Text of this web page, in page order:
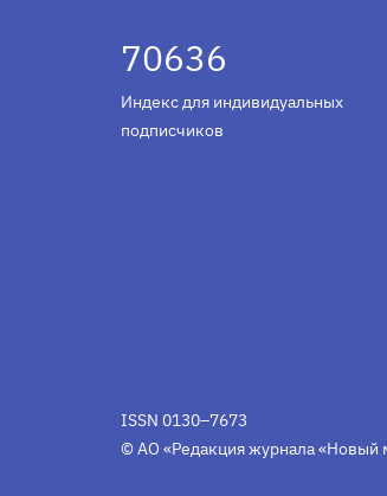
70636
Индекс для индивидуальных
подписчиков
ISSN 0130–7673
© АО «Редакция журнала «Новый